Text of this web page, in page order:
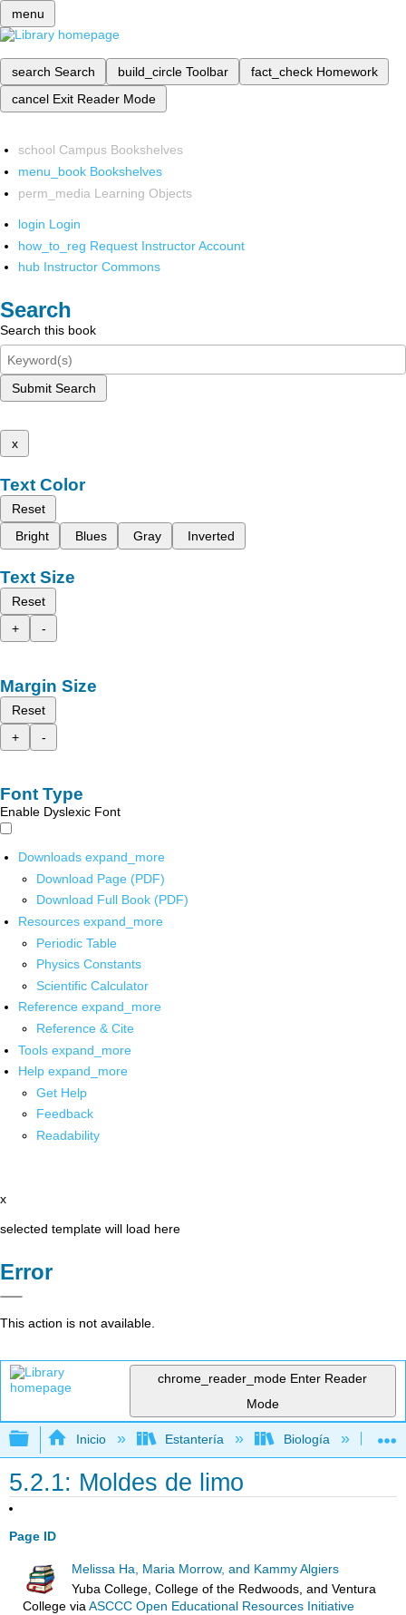
menu
search Search build_circle Toolbar fact_check Homework
cancel Exit Reader Mode
school Campus Bookshelves
menu_book Bookshelves
perm_media Learning Objects
login Login
how_to_reg Request Instructor Account
hub Instructor Commons
Search
Search this book
Submit Search
x
Text Color
Reset
Bright
Blues Gray Inverted
Text Size
Reset
+
-
Margin Size
Reset
+
-
Font Type
Enable Dyslexic Font
Downloads expand_more
Download Page (PDF)
Download Full Book (PDF)
Resources expand_more
Periodic Table
Physics Constants
Scientific Calculator
Reference expand_more
Reference & Cite
Tools expand_more
Help expand_more
Get Help
Feedback
Readability
x
selected template will load here
Error
This action is not available.
chrome_reader_mode Enter Reader
Mode
Expandir/contraer jerarquía global
Inicio Estantería Biología
5.2.1: Moldes de limo
Page ID
Melissa Ha, Maria Morrow, and Kammy Algiers
Yuba College, College of the Redwoods, and Ventura
Collegevia ASCCC Open Educational Resources Initiative